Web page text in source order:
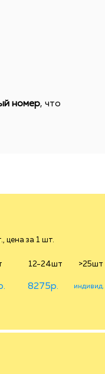
5350р.
номер, что
цена за 1 шт.
12-24шт >25шт
8275р. индивид.